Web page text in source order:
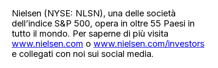
Nielsen (NYSE: NLSN), una delle società
dell’indice S&P 500, opera in oltre 55 Paesi in
tutto il mondo. Per saperne di più visita
www.nielsen.com o www.nielsen.com/investors
e collegati con noi sui social media.